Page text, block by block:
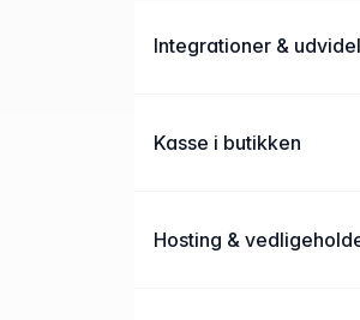
Integrationer &
Kasse i butikken
Hosting &